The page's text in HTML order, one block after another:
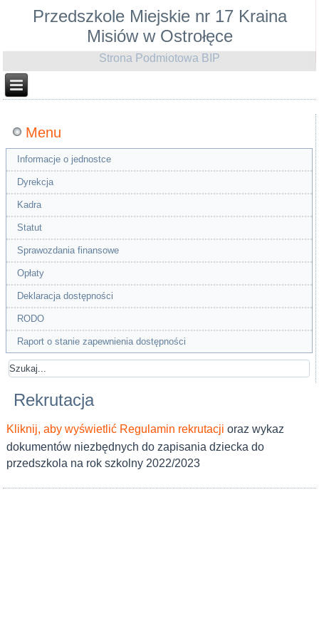
Przedszkole Miejskie nr 17 Kraina
Misiów w Ostrołęce
Strona Podmiotowa BIP
Menu
Informacje o jednostce
Dyrekcja
Kadra
Statut
Sprawozdania finansowe
Opłaty
Deklaracja dostępności
RODO
Raport o stanie zapewnienia dostępności
Rekrutacja
Kliknij, aby wyświetlić Regulamin rekrutacjioraz wykaz
dokumentów niezbędnych do zapisania dziecka do
przedszkola na rok szkolny 2022/2023